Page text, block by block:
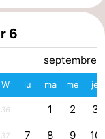
6
septembre
W lu ma me je
36 1 2 3
37 7 8 9 10